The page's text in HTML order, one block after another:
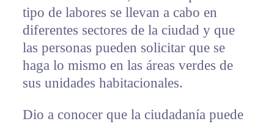
tipo de labores se llevan a cabo en
diferentes sectores de la ciudad y que
las personas pueden solicitar que se
haga lo mismo en las áreas verdes de
sus unidades habitacionales.
Dio a conocer que la ciudadanía puede